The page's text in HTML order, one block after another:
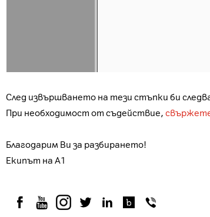
След извършването на тези стъпки би
При необходимост от съдействие,
Благодарим Ви за разбирането!
Екипът на A1